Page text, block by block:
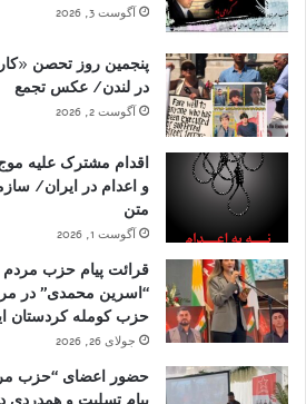
آگوست 3, 2026
پنجمین روز تحصن
در لندن/ عکس تجمع
آگوست 2, 2026
اقدام مشترک علیه
و اعدام در ایران/
متن
آگوست 1, 2026
قرائت پیام حزب
“اسرین محمدی” در
حزب کومله کردستان
جولای 26, 2026
حضور اعضای “حزب